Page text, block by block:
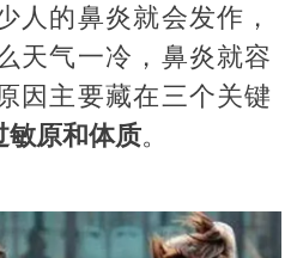
人的鼻炎就会发作，
天气一冷，鼻炎就容
因主要藏在三个关键
敏原和体质。